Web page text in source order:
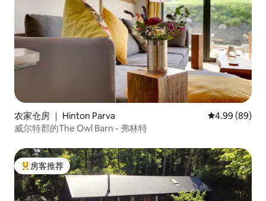
农家仓房 ｜ Hinton Parva 平均评分 4.99
4.99 (89)
威尔特郡的The Owl Barn - 弗林特
热门「房客推荐」
房客推荐